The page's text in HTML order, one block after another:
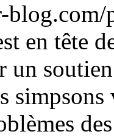
en tête
un